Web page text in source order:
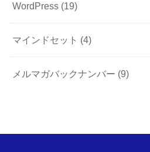
WordPress (19)
マインドセット (4)
メルマガバックナンバー (9)